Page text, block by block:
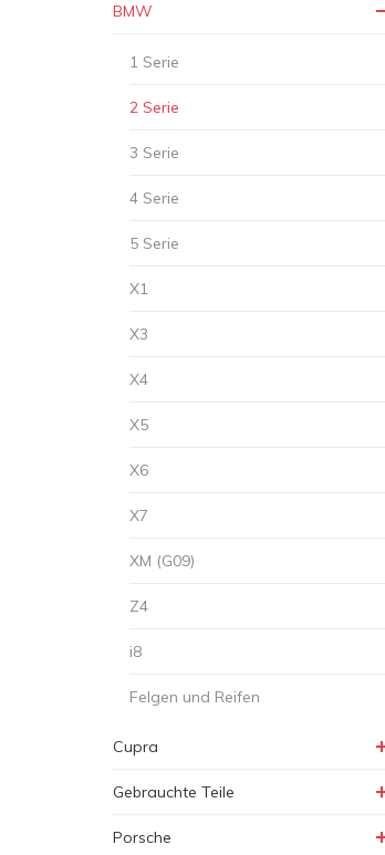
BMW
1 Serie
2 Serie
3 Serie
4 Serie
5 Serie
X1
X3
X4
X5
X6
X7
XM (G09)
Z4
i8
Felgen und Reifen
Cupra
Gebrauchte Teile
Porsche